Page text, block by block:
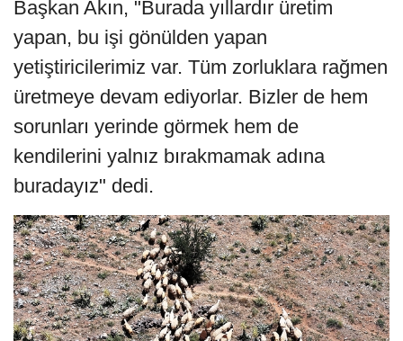
Başkan Akın, "Burada yıllardır üretim
yapan, bu işi gönülden yapan
yetiştiricilerimiz var. Tüm zorluklara rağmen
üretmeye devam ediyorlar. Bizler de hem
sorunları yerinde görmek hem de
kendilerini yalnız bırakmamak adına
buradayız" dedi.